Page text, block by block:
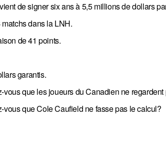
de signer six ans à 5,5 millions de dollars
dans la LNH.
de 41 points.
garantis.
vous que les joueurs du Canadien ne regardent
vous que Cole Caufield ne fasse pas le calcul?